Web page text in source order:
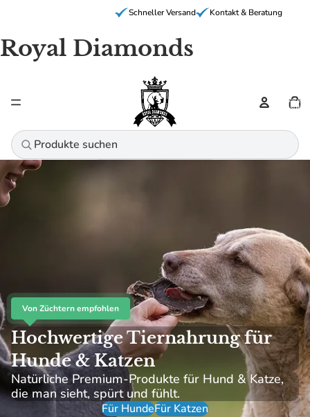
Schneller Versand Kontakt & Beratung
Royal Diamonds
Von Züchtern empfohlen
Hochwertige Tiernahrung für
Hunde & Katzen
Natürliche Premium-Produkte für Hund & Katze,
die man sieht, spürt und fühlt.
Für HundeFür Katzen